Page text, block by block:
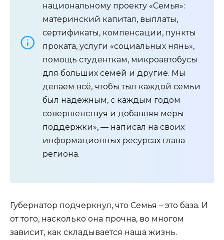
национальному проекту «Семья»:
материнский капитал, выплаты,
сертификаты, компенсации, пункты
проката, услуги «социальных нянь»,
помощь студенткам, микроавтобусы
для больших семей и другие. Мы
делаем всё, чтобы тыл каждой семьи
был надёжным, с каждым годом
совершенствуя и добавляя меры
поддержки», — написал на своих
информационных ресурсах глава
региона.
Губернатор подчеркнул, что Семья – это база. И
от того, насколько она прочна, во многом
зависит, как складывается наша жизнь.